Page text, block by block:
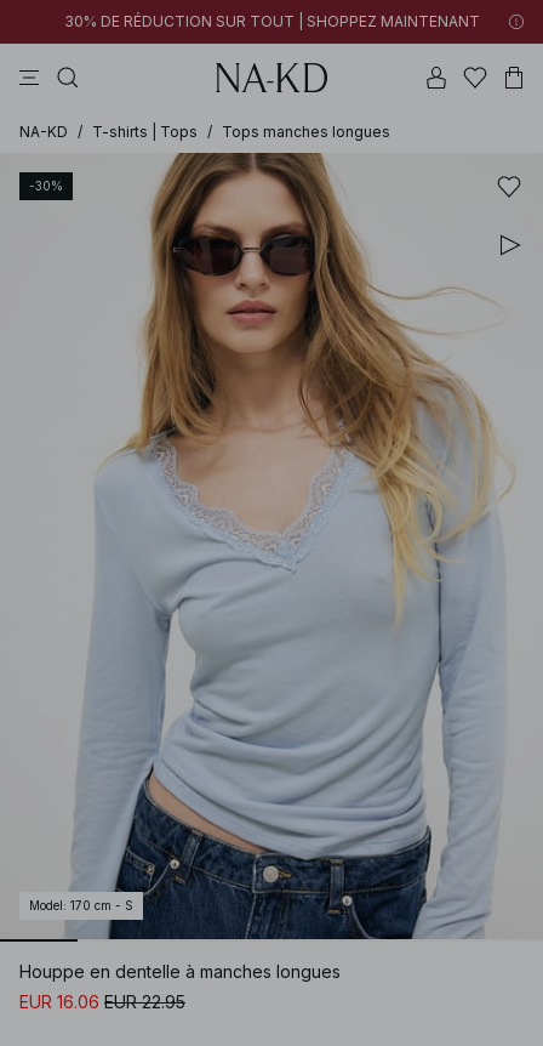
30% DE RÉDUCTION SUR TOUT | SHOPPEZ MAINTENANT
NA-KD / T-shirts | Tops / Tops manches longues
-30%
Model : 170 cm - S
Houppe en dentelle à manches longues
EUR 16.06 EUR 22.95